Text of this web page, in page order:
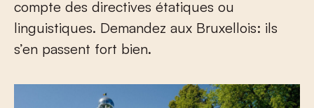
compte des directives étatiques ou
linguistiques. Demandez aux Bruxellois: ils
s’en passent fort bien.